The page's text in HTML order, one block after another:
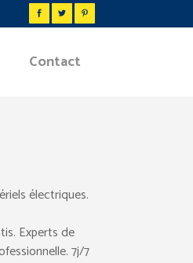
Contact
électriques.
Experts de
7j/7